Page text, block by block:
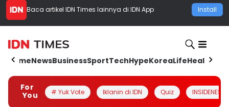
Baca artikel IDN Times lainnya di IDN App Install
HomeNewsBusinessSportTechHypeKoreaLifeHealth
For
You
# Yuk Vote Iklanin di IDN Quiz INSIDENESIA